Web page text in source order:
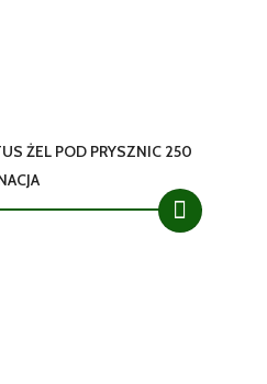
ŻEL POD PRYSZNIC 250